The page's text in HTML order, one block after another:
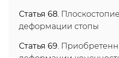
Статья 68.
деформации стопы
Статья 69.